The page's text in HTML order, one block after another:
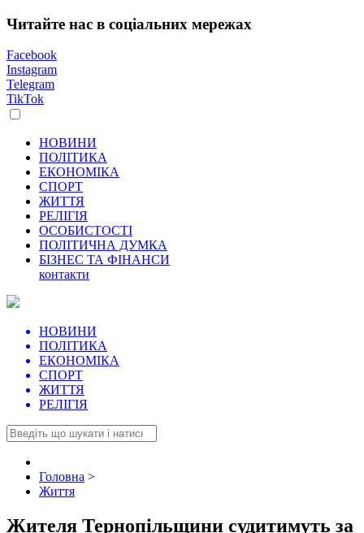
Читайте нас в соціальних мережах
Facebook
Instagram
Telegram
TikTok
НОВИНИ
ПОЛІТИКА
ЕКОНОМІКА
СПОРТ
ЖИТТЯ
РЕЛІГІЯ
ОСОБИСТОСТІ
ПОЛІТИЧНА ДУМКА
БІЗНЕС ТА ФІНАНСИ
контакти
НОВИНИ
ПОЛІТИКА
ЕКОНОМІКА
СПОРТ
ЖИТТЯ
РЕЛІГІЯ
Головна >
Життя
Жителя Тернопільщини судитимуть за